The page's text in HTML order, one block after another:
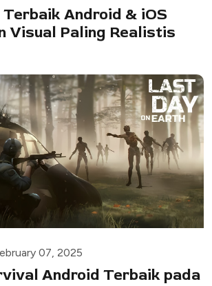
Terbaik Android & iOS
Visual Paling Realistis
07, 2025
Android Terbaik pada